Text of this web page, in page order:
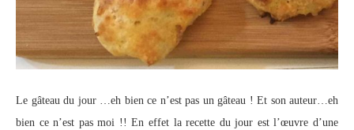
Le gâteau du jour …eh bien ce n’est pas un gâteau ! Et son auteur…eh
bien ce n’est pas moi !! En effet la recette du jour est l’œuvre d’une